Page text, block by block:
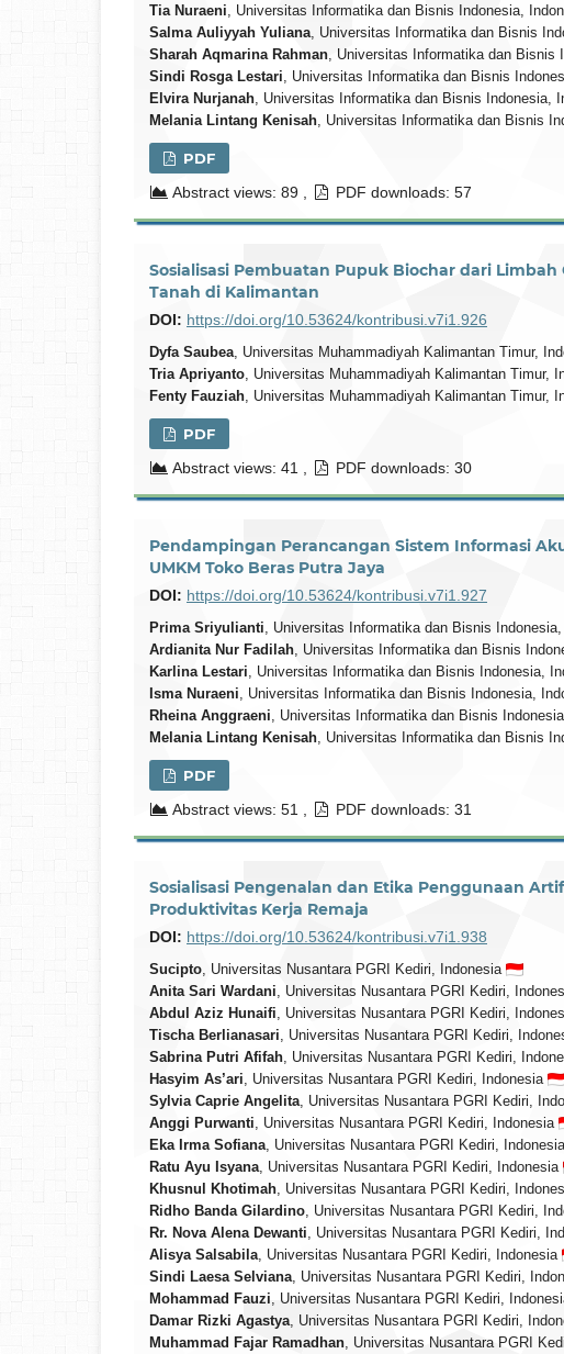
Tia Nuraeni , Universitas Informatika dan Bisnis Indonesia,
Salma Auliyyah Yuliana , Universitas Informatika dan Bisnis
Sharah Aqmarina Rahman , Universitas Informatika dan Bisnis
Sindi Rosga Lestari , Universitas Informatika dan Bisnis
Elvira Nurjanah , Universitas Informatika dan Bisnis Indonesia,
Melania Lintang Kenisah , Universitas Informatika dan Bisnis
PDF
Abstract views: 89 ,
PDF downloads: 57
Sosialisasi Pembuatan Pupuk Biochar dari
Tanah di Kalimantan
DOI: https://doi.org/10.53624/kontribusi.v7i1.926
Dyfa Saubea , Universitas Muhammadiyah Kalimantan Timur,
Tria Apriyanto , Universitas Muhammadiyah Kalimantan Timur,
Fenty Fauziah , Universitas Muhammadiyah Kalimantan Timur,
PDF
Abstract views: 41 ,
PDF downloads: 30
Pendampingan Perancangan Sistem Informasi
UMKM Toko Beras Putra Jaya
DOI: https://doi.org/10.53624/kontribusi.v7i1.927
Prima Sriyulianti , Universitas Informatika dan Bisnis
Ardianita Nur Fadilah , Universitas Informatika dan Bisnis
Karlina Lestari , Universitas Informatika dan Bisnis Indonesia,
Isma Nuraeni , Universitas Informatika dan Bisnis Indonesia,
Rheina Anggraeni , Universitas Informatika dan Bisnis
Melania Lintang Kenisah , Universitas Informatika dan Bisnis
PDF
Abstract views: 51 ,
PDF downloads: 31
Sosialisasi Pengenalan dan Etika Penggunaan
Produktivitas Kerja Remaja
DOI: https://doi.org/10.53624/kontribusi.v7i1.938
Sucipto , Universitas Nusantara PGRI Kediri, Indonesia
Anita Sari Wardani , Universitas Nusantara PGRI Kediri,
Abdul Aziz Hunaifi , Universitas Nusantara PGRI Kediri,
Tischa Berlianasari , Universitas Nusantara PGRI Kediri,
Sabrina Putri Afifah , Universitas Nusantara PGRI Kediri,
Hasyim As’ari , Universitas Nusantara PGRI Kediri, Indonesia
Sylvia Caprie Angelita , Universitas Nusantara PGRI Kediri,
Anggi Purwanti , Universitas Nusantara PGRI Kediri, Indonesia
Eka Irma Sofiana , Universitas Nusantara PGRI Kediri, Indonesia
Ratu Ayu Isyana , Universitas Nusantara PGRI Kediri, Indonesia
Khusnul Khotimah , Universitas Nusantara PGRI Kediri,
Ridho Banda Gilardino , Universitas Nusantara PGRI Kediri,
Rr. Nova Alena Dewanti , Universitas Nusantara PGRI Kediri,
Alisya Salsabila , Universitas Nusantara PGRI Kediri, Indonesia
Sindi Laesa Selviana , Universitas Nusantara PGRI Kediri,
Mohammad Fauzi , Universitas Nusantara PGRI Kediri,
Damar Rizki Agastya , Universitas Nusantara PGRI Kediri,
Muhammad Fajar Ramadhan , Universitas Nusantara PGRI